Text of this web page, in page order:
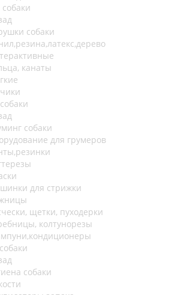
собаки
канаты
собаки
для грумеров
для стрижки
щетки, пуходерки
колтунорезы
собаки